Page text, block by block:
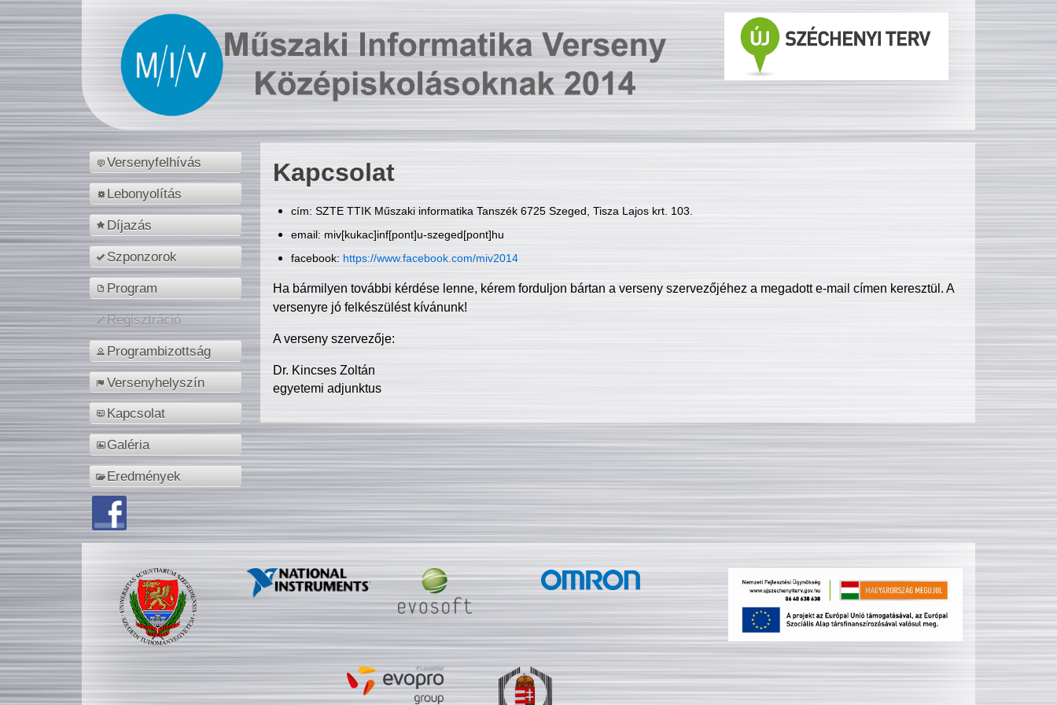
Versenyfelhívás
Lebonyolítás
Díjazás
Szponzorok
Program
Regisztráció
Programbizottság
Versenyhelyszín
Kapcsolat
Galéria
Eredmények
Kapcsolat
cím: SZTE TTIK Műszaki informatika Tanszék 6725 Szeged, Tisza Lajos krt. 103.
email: miv[kukac]inf[pont]u-szeged[pont]hu
facebook: https://www.facebook.com/miv2014
Ha bármilyen további kérdése lenne, kérem forduljon bártan a verseny szervezőjéhez a megadott e-mail címen keresztül. A
versenyre jó felkészülést kívánunk!
A verseny szervezője:
Dr. Kincses Zoltán
egyetemi adjunktus